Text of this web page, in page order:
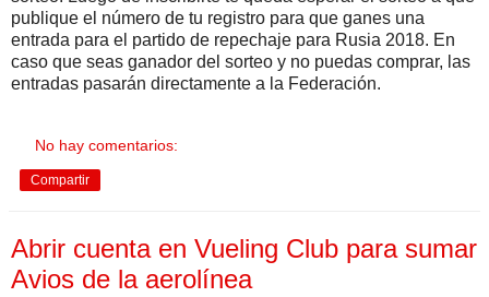
publique el número de tu registro para que ganes una
entrada para el partido de repechaje para Rusia 2018. En
caso que seas ganador del sorteo y no puedas comprar, las
entradas pasarán directamente a la Federación.
No hay comentarios:
Compartir
Abrir cuenta en Vueling Club para sumar
Avios de la aerolínea